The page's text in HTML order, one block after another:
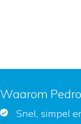
Waarom
Snel, simpel